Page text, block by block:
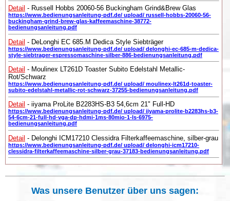
Detail - Russell Hobbs 20060-56 Buckingham Grind&Brew Glas
https://www.bedienungsanleitung-pdf.de/ upload/ russell-hobbs-20060-56-
buckingham-grind-brew-glas-kaffeemaschine-38772-
bedienungsanleitung.pdf
Detail - DeLonghi EC 685.M Dedica Style Siebträger
https://www.bedienungsanleitung-pdf.de/ upload/ delonghi-ec-685-m-dedica-
style-siebtrager-espressomaschine-silber-886-bedienungsanleitung.pdf
Detail - Moulinex LT261D Toaster Subito Edelstahl Metallic-
Rot/Schwarz
https://www.bedienungsanleitung-pdf.de/ upload/ moulinex-lt261d-toaster-
subito-edelstahl-metallic-rot-schwarz-37255-bedienungsanleitung.pdf
Detail - iiyama ProLite B2283HS-B3 54,6cm 21" Full-HD
https://www.bedienungsanleitung-pdf.de/ upload/ iiyama-prolite-b2283hs-b3-
54-6cm-21-full-hd-vga-dp-hdmi-1ms-80mio-1-ls-6975-
bedienungsanleitung.pdf
Detail - Delonghi ICM17210 Clessidra Filterkaffeemaschine, silber-grau
https://www.bedienungsanleitung-pdf.de/ upload/ delonghi-icm17210-
clessidra-filterkaffeemaschine-silber-grau-37183-bedienungsanleitung.pdf
Was unsere Benutzer über uns sagen: